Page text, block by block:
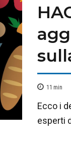
11 min
Ecco i
esperti